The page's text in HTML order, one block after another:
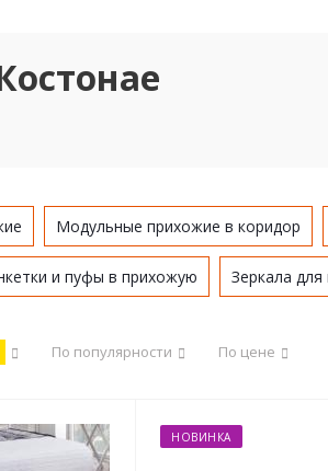
Модульные прихожие в коридор
и пуфы в прихожую Зеркала
По популярности По цене
НОВИНКА